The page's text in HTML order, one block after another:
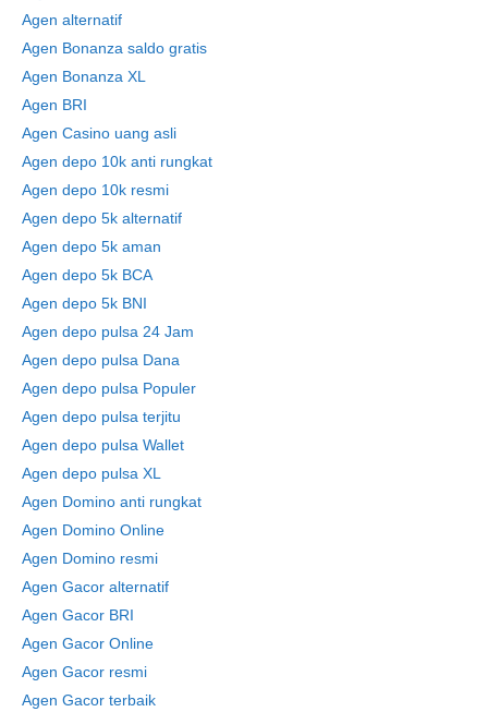
Agen alternatif
Agen Bonanza saldo gratis
Agen Bonanza XL
Agen BRI
Agen Casino uang asli
Agen depo 10k anti rungkat
Agen depo 10k resmi
Agen depo 5k alternatif
Agen depo 5k aman
Agen depo 5k BCA
Agen depo 5k BNI
Agen depo pulsa 24 Jam
Agen depo pulsa Dana
Agen depo pulsa Populer
Agen depo pulsa terjitu
Agen depo pulsa Wallet
Agen depo pulsa XL
Agen Domino anti rungkat
Agen Domino Online
Agen Domino resmi
Agen Gacor alternatif
Agen Gacor BRI
Agen Gacor Online
Agen Gacor resmi
Agen Gacor terbaik